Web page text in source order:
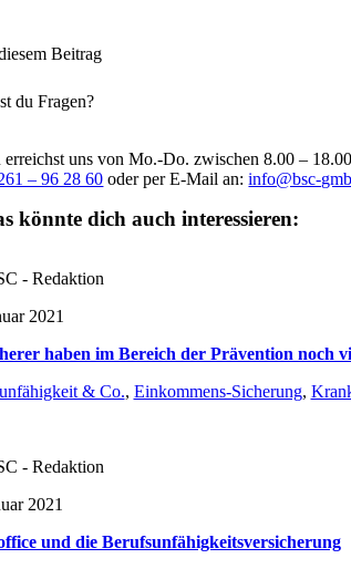
Beitrag
du Fragen?
erreichst uns von Mo.-Do. zwischen 8.00 –
– 96 28 60 oder per E-Mail an:info@bsc-
könnte dich auch interessieren:
- Redaktion
2021
haben im Bereich der Prävention noch
& Co., Einkommens-Sicherung,
- Redaktion
2021
und die Berufsunfähigkeitsversicherung